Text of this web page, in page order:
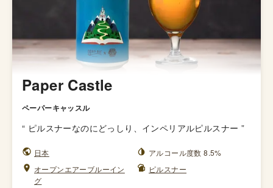
Paper Castle
ペーパーキャッスル
“ ピルスナーなのにどっしり、インペリアルピルスナー ”
日本
アルコール度数 8.5%
オープンエアーブルーイン
グ
ピルスナー